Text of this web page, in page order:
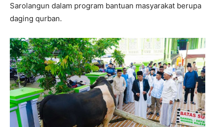
Sarolangun dalam program bantuan masyarakat berupa
daging qurban.